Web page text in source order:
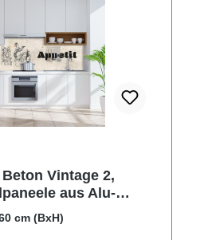
Vintage 2,
aus Alu-
cm (BxH)